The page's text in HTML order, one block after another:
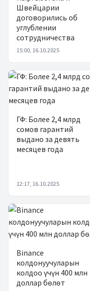
Швейцарии
договорились об
углублении
сотрудничества
15:00, 16.10.2025
ГФ: Более 2,4 млрд
сомов гарантий
выдано за девять
месяцев года
12:17, 16.10.2025
Binance
колдонуучуларын
колдоо үчүн 400 млн
доллар бөлөт